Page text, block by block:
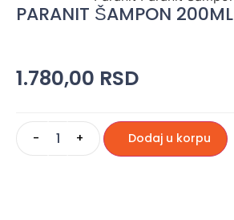
PARANIT ŠAMPON 200ML
1.780,00 RSD
- + Dodaj u korpu